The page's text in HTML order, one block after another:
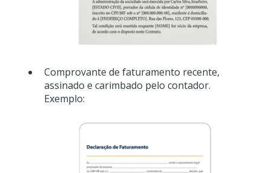
Comprovante de faturamento recente,
assinado e carimbado pelo contador.
Exemplo: